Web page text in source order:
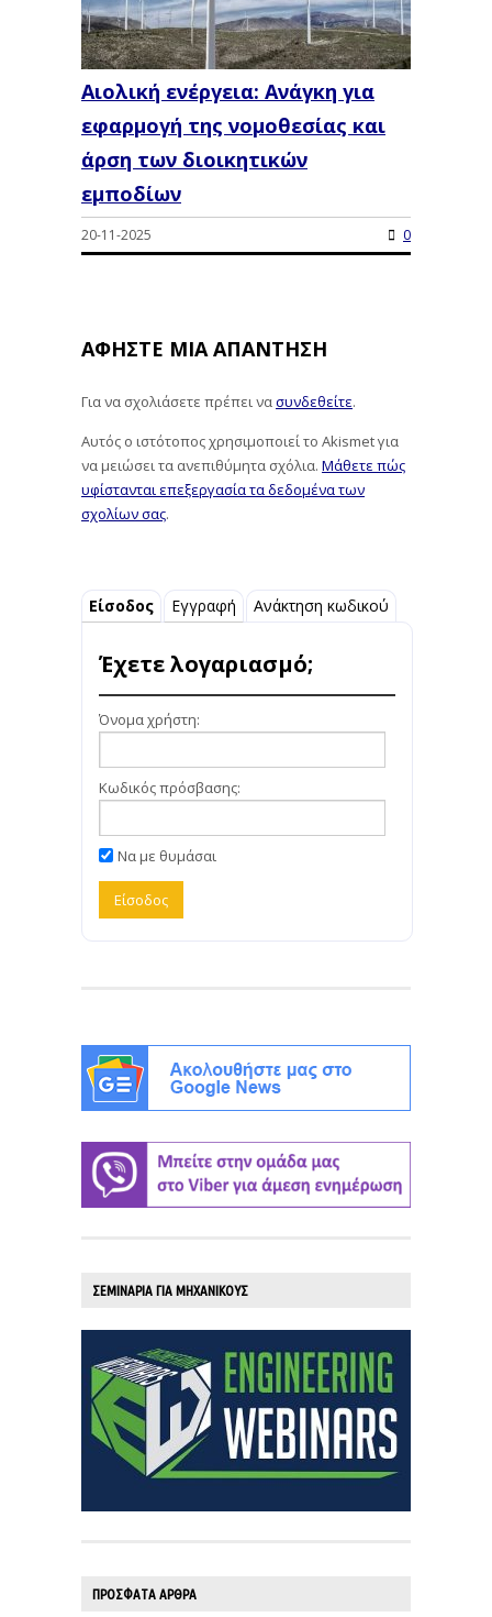
Αιολική ενέργεια: Ανάγκη για
εφαρμογή της νομοθεσίας και
άρση των διοικητικών
εμποδίων
20-11-2025 0
ΑΦΉΣΤΕ ΜΙΑ ΑΠΆΝΤΗΣΗ
Για να σχολιάσετε πρέπει νασυνδεθείτε.
Αυτός ο ιστότοπος χρησιμοποιεί το Akismet για
να μειώσει τα ανεπιθύμητα σχόλια. Μάθετε πώς
υφίστανται επεξεργασία τα δεδομένα των
σχολίων σας.
Είσοδος Εγγραφή Ανάκτηση κωδικού
Έχετε λογαριασμό;
Όνομα χρήστη:
Κωδικός πρόσβασης:
Να με θυμάσαι
ΣΕΜΙΝΑΡΙΑ ΓΙΑ ΜΗΧΑΝΙΚΟΥΣ
ΠΡΟΣΦΑΤΑ ΑΡΘΡΑ